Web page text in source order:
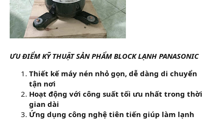
ƯU ĐIỂM KỸ THUẬT SẢN PHẨM BLOCK LẠNH PANASONIC
Thiết kế máy nén nhỏ gọn, dễ dàng di chuyển
tận nơi
Hoạt động với công suất tối ưu nhất trong thời
gian dài
Ứng dụng công nghệ tiên tiến giúp làm lạnh